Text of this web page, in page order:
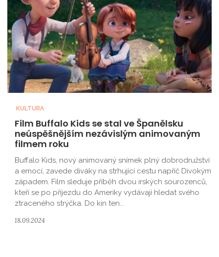
KULTURA
Film Buffalo Kids se stal ve Španělsku
neúspěšnějším nezávislým animovaným
filmem roku
Buffalo Kids, nový animovaný snímek plný dobrodružství
a emocí, zavede diváky na strhující cestu napříč Divokým
západem. Film sleduje příběh dvou irských sourozenců,
kteří se po příjezdu do Ameriky vydávají hledat svého
ztraceného strýčka. Do kin ten...
18.09.2024